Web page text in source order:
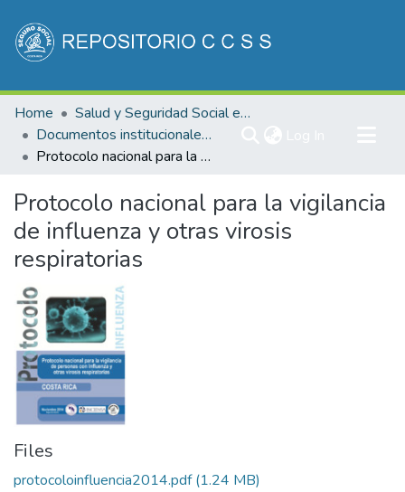
Communities & Collections
All of DSpace
Statistics
Home
Salud y Seguridad Social en Costa Rica
Documentos institucionales DDSS
Protocolo nacional para la vigilancia de influenza y otras virosis respiratorias
Protocolo nacional para la vigilancia
de influenza y otras virosis
respiratorias
Files
protocoloinfluencia2014.pdf(1.24 MB)